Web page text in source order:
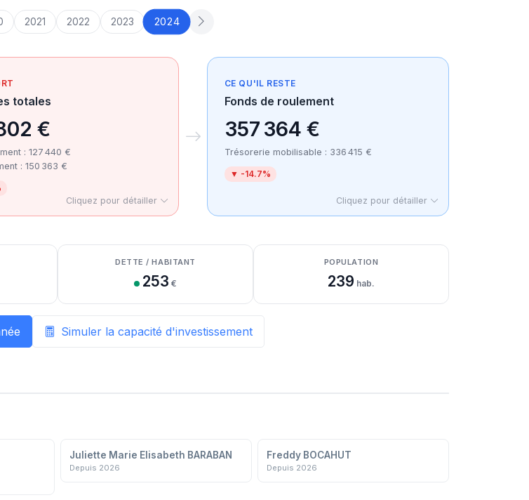
2021 2022 2023 2024
totales
€
: 127 440 €
: 150 363 €
Cliquez pour détailler
CE QU'IL RESTE
Fonds de roulement
357 364 €
Trésorerie mobilisable : 336 415 €
▼ -14.7%
Cliquez pour détailler
DETTE / HABITANT
253 €
POPULATION
239 hab.
Simuler la capacité d'investissement
Juliette Marie Elisabeth BARABAN
Depuis 2026
Freddy BOCAHUT
Depuis 2026